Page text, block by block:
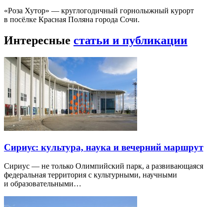
«Роза Хутор» — круглогодичный горнолыжный курорт
в посёлке Красная Поляна города Сочи.
Интересные статьи и публикации
Сириус: культура, наука и вечерний маршрут
Сириус — не только Олимпийский парк, а развивающаяся
федеральная территория с культурными, научными
и образовательными…